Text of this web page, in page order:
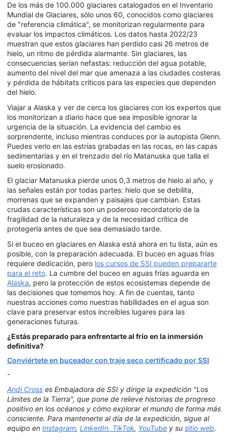
De los más de 100.000 glaciares catalogados en el Inventario
Mundial de Glaciares, sólo unos 60, conocidos como glaciares
de "referencia climática", se monitorizan regularmente para
evaluar los impactos climáticos. Los datos hasta 2022/23
muestran que estos glaciares han perdido casi 26 metros de
hielo, un ritmo de pérdida alarmante. Sin glaciares, las
consecuencias serían nefastas: reducción del agua potable,
aumento del nivel del mar que amenaza a las ciudades costeras
y pérdida de hábitats críticos para las especies que dependen
del hielo.
Viajar a Alaska y ver de cerca los glaciares con los expertos que
los monitorizan a diario hace que sea imposible ignorar la
urgencia de la situación. La evidencia del cambio es
sorprendente, incluso mientras conduces por la autopista Glenn.
Puedes verlo en las estrías grabadas en las rocas, en las capas
sedimentarias y en el trenzado del río Matanuska que talla el
suelo erosionado.
El glaciar Matanuska pierde unos 0,3 metros de hielo al año, y
las señales están por todas partes: hielo que se debilita,
morrenas que se expanden y paisajes que cambian. Estas
crudas características son un poderoso recordatorio de la
fragilidad de la naturaleza y de la necesidad crítica de
protegerla antes de que sea demasiado tarde.
Si el buceo en glaciares en Alaska está ahora en tu lista, aún es
posible, con la preparación adecuada. El buceo en aguas frías
requiere dedicación, pero los cursos de SSI pueden prepararte
para el reto. La cumbre del buceo en aguas frías aguarda en
Alaska, pero la protección de estos ecosistemas depende de
las decisiones que tomemos hoy. A fin de cuentas, tanto
nuestras acciones como nuestras habilidades en el agua son
clave para preservar estos increíbles lugares para las
generaciones futuras.
¿Estás preparado para enfrentarte al frío en la inmersión
definitiva?
Conviértete en buceador con traje seco certificado por SSI
-
Andi Cross es Embajadora de SSI y dirige la expedición "Los
Límites de la Tierra", que pone de relieve historias de progreso
positivo en los océanos y cómo explorar el mundo de forma más
consciente. Para mantenerte al día de la expedición, sigue al
equipo en Instagram, LinkedIn, TikTok, YouTube y su sitio web.